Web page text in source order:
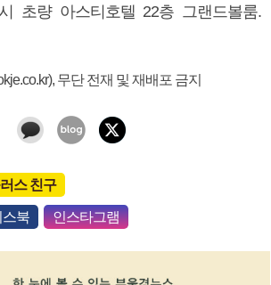
초량 아스티호텔 22층 그랜드볼룸.
무단 전재 및 재배포 금지
스 친구
스북 인스타그램